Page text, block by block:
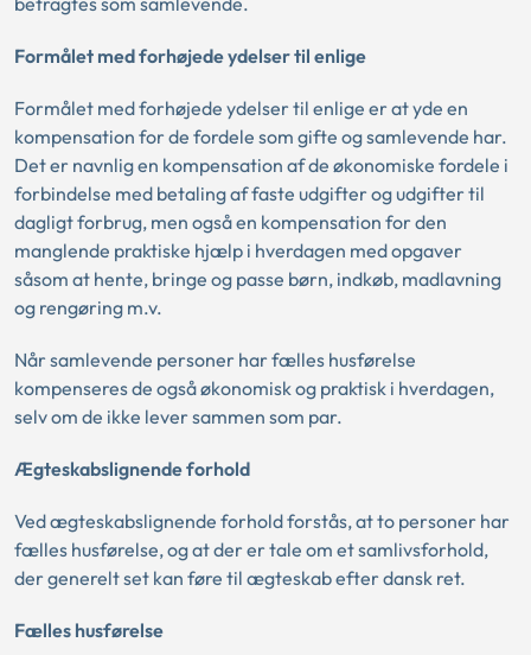
Formålet med forhøjede ydelser til enlige
Formålet med forhøjede ydelser til enlige er at yde en
kompensation for de fordele som gifte og samlevende har.
Det er navnlig en kompensation af de økonomiske fordele i
forbindelse med betaling af faste udgifter og udgifter til
dagligt forbrug, men også en kompensation for den
manglende praktiske hjælp i hverdagen med opgaver
såsom at hente, bringe og passe børn, indkøb, madlavning
og rengøring m.v.
Når samlevende personer har fælles husførelse
kompenseres de også økonomisk og praktisk i hverdagen,
selv om de ikke lever sammen som par.
Ægteskabslignende forhold
Ved ægteskabslignende forhold forstås, at to personer har
fælles husførelse, og at der er tale om et samlivsforhold,
der generelt set kan føre til ægteskab efter dansk ret.
Fælles husførelse